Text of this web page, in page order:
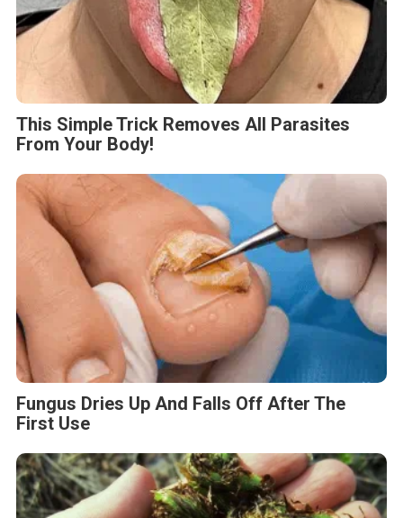
This Simple Trick Removes All Parasites
From Your Body!
Fungus Dries Up And Falls Off After The
First Use